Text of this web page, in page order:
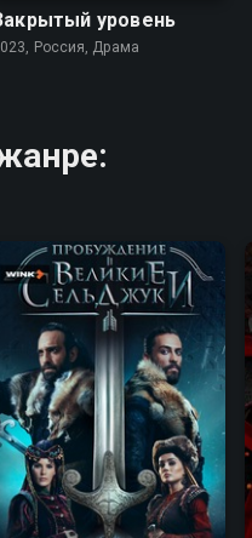
уровень
Россия, Драма